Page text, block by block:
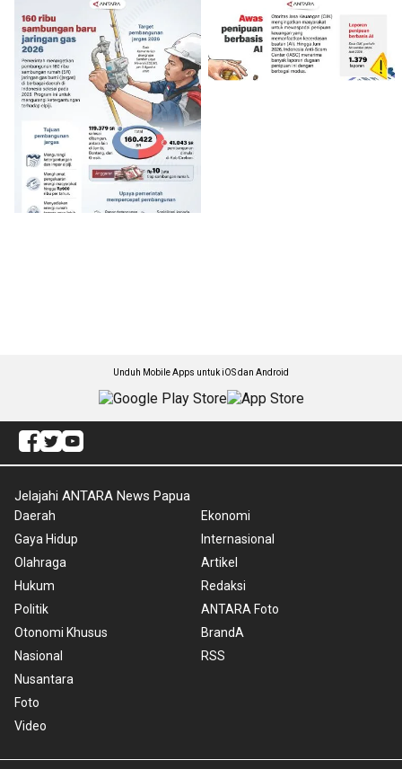
Unduh Mobile Apps untuk iOS dan Android
Jelajahi ANTARA News Papua
Daerah
Gaya Hidup
Olahraga
Hukum
Politik
Otonomi Khusus
Nasional
Nusantara
Foto
Video
Ekonomi
Internasional
Artikel
Redaksi
ANTARA Foto
BrandA
RSS